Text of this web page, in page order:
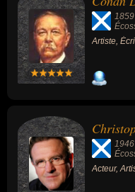
1859
Artiste,
1946
Acteur,